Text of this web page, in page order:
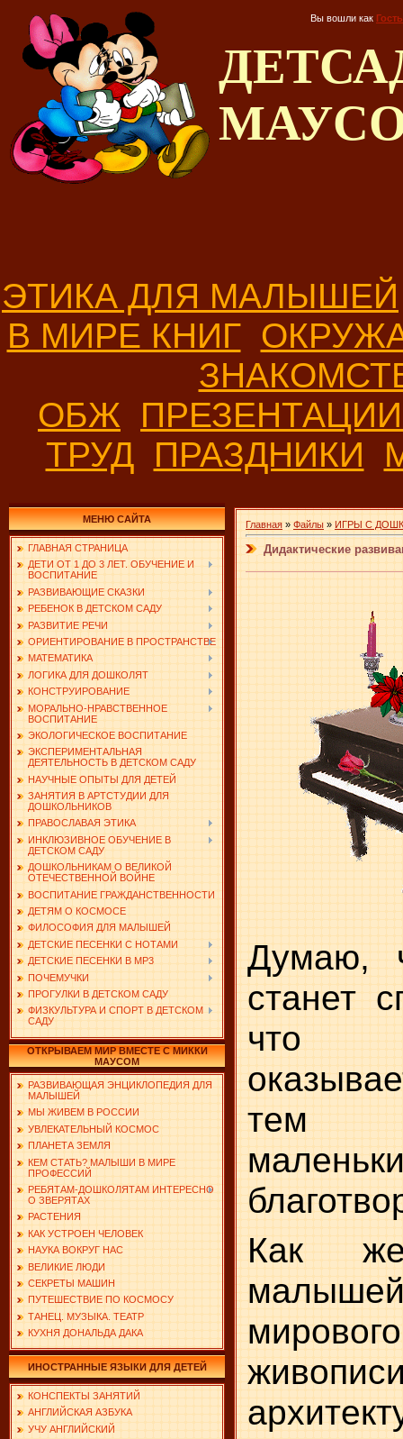
Вы вошли как Гость
ЭТИКА ДЛЯ МАЛЫШЕЙ
В МИРЕ КНИГ
ОБЖ
ТРУД ПРАЗДНИКИ
МЕНЮ САЙТА
ГЛАВНАЯ СТРАНИЦА
ДЕТИ ОТ 1 ДО 3 ЛЕТ. ОБУЧЕНИЕ И
ВОСПИТАНИЕ
РАЗВИВАЮЩИЕ СКАЗКИ
РЕБЕНОК В ДЕТСКОМ САДУ
РАЗВИТИЕ РЕЧИ
ОРИЕНТИРОВАНИЕ В ПРОСТРАНСТВЕ
МАТЕМАТИКА
ЛОГИКА ДЛЯ ДОШКОЛЯТ
КОНСТРУИРОВАНИЕ
МОРАЛЬНО-НРАВСТВЕННОЕ
ВОСПИТАНИЕ
ЭКОЛОГИЧЕСКОЕ ВОСПИТАНИЕ
ЭКСПЕРИМЕНТАЛЬНАЯ
ДЕЯТЕЛЬНОСТЬ В ДЕТСКОМ САДУ
НАУЧНЫЕ ОПЫТЫ ДЛЯ ДЕТЕЙ
ЗАНЯТИЯ В АРТСТУДИИ ДЛЯ
ДОШКОЛЬНИКОВ
ПРАВОСЛАВАЯ ЭТИКА
ИНКЛЮЗИВНОЕ ОБУЧЕНИЕ В
ДЕТСКОМ САДУ
ДОШКОЛЬНИКАМ О ВЕЛИКОЙ
ОТЕЧЕСТВЕННОЙ ВОЙНЕ
ВОСПИТАНИЕ ГРАЖДАНСТВЕННОСТИ
ДЕТЯМ О КОСМОСЕ
ФИЛОСОФИЯ ДЛЯ МАЛЫШЕЙ
ДЕТСКИЕ ПЕСЕНКИ С НОТАМИ
ДЕТСКИЕ ПЕСЕНКИ В MP3
ПОЧЕМУЧКИ
ПРОГУЛКИ В ДЕТСКОМ САДУ
ФИЗКУЛЬТУРА И СПОРТ В ДЕТСКОМ
САДУ
ОТКРЫВАЕМ МИР ВМЕСТЕ С МИККИ
МАУСОМ
РАЗВИВАЮЩАЯ ЭНЦИКЛОПЕДИЯ ДЛЯ
МАЛЫШЕЙ
МЫ ЖИВЕМ В РОССИИ
УВЛЕКАТЕЛЬНЫЙ КОСМОС
ПЛАНЕТА ЗЕМЛЯ
КЕМ СТАТЬ? МАЛЫШИ В МИРЕ
ПРОФЕССИЙ
РЕБЯТАМ-ДОШКОЛЯТАМ ИНТЕРЕСНО
О ЗВЕРЯТАХ
РАСТЕНИЯ
КАК УСТРОЕН ЧЕЛОВЕК
НАУКА ВОКРУГ НАС
ВЕЛИКИЕ ЛЮДИ
СЕКРЕТЫ МАШИН
ПУТЕШЕСТВИЕ ПО КОСМОСУ
ТАНЕЦ. МУЗЫКА. ТЕАТР
КУХНЯ ДОНАЛЬДА ДАКА
ИНОСТРАННЫЕ ЯЗЫКИ ДЛЯ ДЕТЕЙ
КОНСПЕКТЫ ЗАНЯТИЙ
АНГЛИЙСКАЯ АЗБУКА
УЧУ АНГЛИЙСКИЙ
Главная » Файлы » ИГРЫ С
Дидактические
Думаю,
станет
что
тем
Как же